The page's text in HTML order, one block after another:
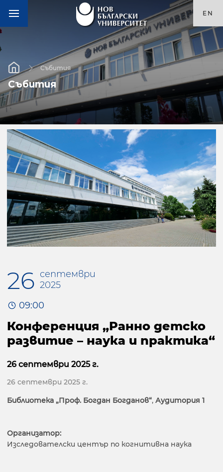
EN
Събития
Събития
26 септември
2025
09:00
Конференция „Ранно детско
развитие – наука и практика“
26 септември 2025 г.
26 септември 2025 г.
Библиотека „Проф. Богдан Богданов“, Аудитория 1
Организатор:
Изследователски център по когнитивна наука